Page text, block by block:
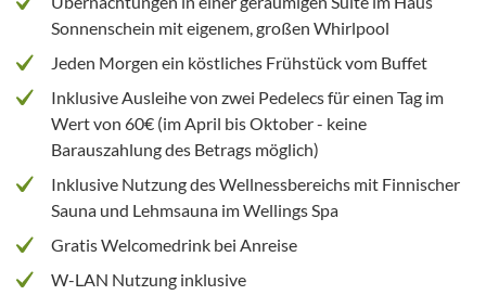
Sonnenschein mit eigenem, großen Whirlpool
Jeden Morgen ein köstliches Frühstück vom Buffet
Inklusive Ausleihe von zwei Pedelecs für einen Tag im
Wert von 60€ (im April bis Oktober - keine
Barauszahlung des Betrags möglich)
Inklusive Nutzung des Wellnessbereichs mit Finnischer
Sauna und Lehmsauna im Wellings Spa
Gratis Welcomedrink bei Anreise
W-LAN Nutzung inklusive